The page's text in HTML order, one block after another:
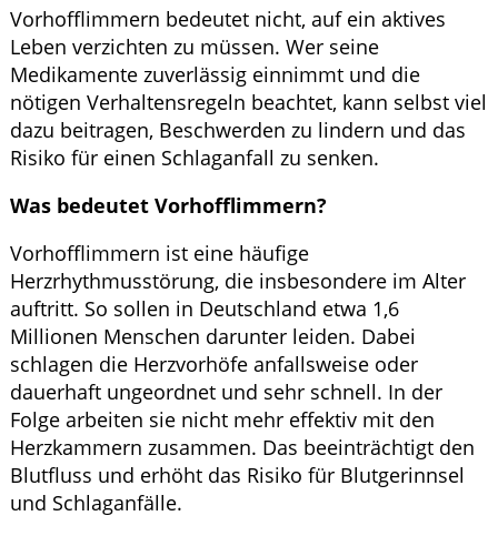
Vorhofflimmern bedeutet nicht, auf ein aktives
Leben verzichten zu müssen. Wer seine
Medikamente zuverlässig einnimmt und die
nötigen Verhaltensregeln beachtet, kann selbst viel
dazu beitragen, Beschwerden zu lindern und das
Risiko für einen Schlaganfall zu senken.
Was bedeutet Vorhofflimmern?
Vorhofflimmern ist eine häufige
Herzrhythmusstörung, die insbesondere im Alter
auftritt. So sollen in Deutschland etwa 1,6
Millionen Menschen darunter leiden. Dabei
schlagen die Herzvorhöfe anfallsweise oder
dauerhaft ungeordnet und sehr schnell. In der
Folge arbeiten sie nicht mehr effektiv mit den
Herzkammern zusammen. Das beeinträchtigt den
Blutfluss und erhöht das Risiko für Blutgerinnsel
und Schlaganfälle.